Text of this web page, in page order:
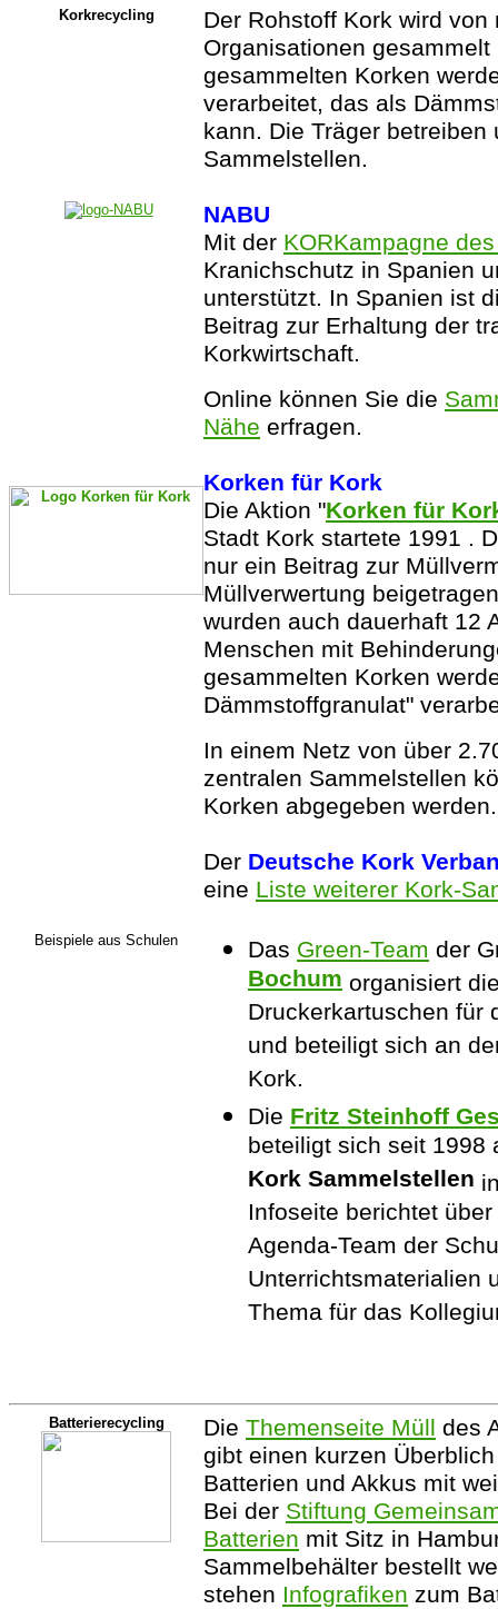
Korkrecycling
Der Rohstoff Kork wird von
Organisationen
gesammelten Korken
verarbeitet, das als
kann. Die Träger betreiben
Sammelstellen.
NABU
Mit der KORKampagne
Kranichschutz in Spanien
unterstützt. In Spanien ist
Beitrag zur Erhaltung der
Korkwirtschaft.
Online können Sie die
Nähe erfragen.
Korken für Kork
Die Aktion "Korken für
Stadt Kork startete 1991 .
nur ein Beitrag zur
Müllverwertung
wurden auch dauerhaft 12
Menschen mit
gesammelten Korken
Dämmstoffgranulat"
In einem Netz von über
zentralen Sammelstellen
Korken abgegeben werden.
Der Deutsche Kork
eine Liste weiterer Kork-
Beispiele aus Schulen Das Green-Team der
Bochum organisiert
Druckerkartuschen für
und beteiligt sich an
Kork.
Die Fritz Steinhoff
beteiligt sich seit 1998
Kork Sammelstellen
Infoseite berichtet über
Agenda-Team der
Unterrichtsmaterialien
Thema für das
Batterierecycling Die Themenseite Müll des
gibt einen kurzen
Batterien und Akkus mit
Bei der Stiftung
Batterien mit Sitz in
Sammelbehälter bestellt
stehen Infografiken zum